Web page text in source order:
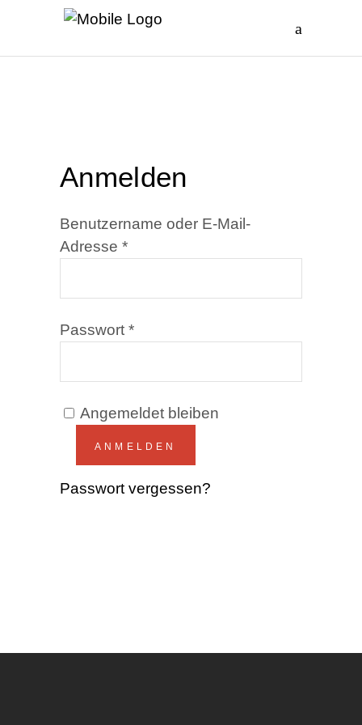
Anmelden
Benutzername oder E-Mail-
Adresse *Erforderlich
Passwort *Erforderlich
Angemeldet bleiben
ANMELDEN
Passwort vergessen?